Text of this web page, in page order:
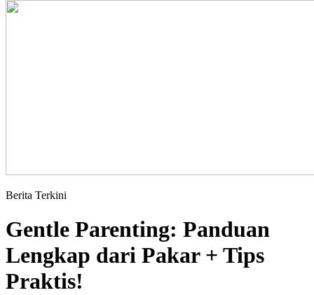
Berita Terkini
Gentle Parenting: Panduan
Lengkap dari Pakar + Tips
Praktis!